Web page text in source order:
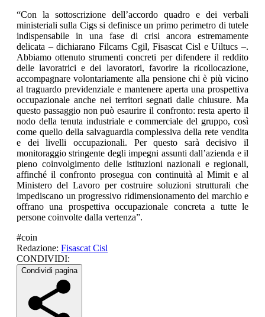
“Con la sottoscrizione dell’accordo quadro e dei verbali
ministeriali sulla Cigs si definisce un primo perimetro di tutele
indispensabile in una fase di crisi ancora estremamente
delicata – dichiarano Filcams Cgil, Fisascat Cisl e Uiltucs –.
Abbiamo ottenuto strumenti concreti per difendere il reddito
delle lavoratrici e dei lavoratori, favorire la ricollocazione,
accompagnare volontariamente alla pensione chi è più vicino
al traguardo previdenziale e mantenere aperta una prospettiva
occupazionale anche nei territori segnati dalle chiusure. Ma
questo passaggio non può esaurire il confronto: resta aperto il
nodo della tenuta industriale e commerciale del gruppo, così
come quello della salvaguardia complessiva della rete vendita
e dei livelli occupazionali. Per questo sarà decisivo il
monitoraggio stringente degli impegni assunti dall’azienda e il
pieno coinvolgimento delle istituzioni nazionali e regionali,
affinché il confronto prosegua con continuità al Mimit e al
Ministero del Lavoro per costruire soluzioni strutturali che
impediscano un progressivo ridimensionamento del marchio e
offrano una prospettiva occupazionale concreta a tutte le
persone coinvolte dalla vertenza”.
#coin
Redazione: Fisascat Cisl
CONDIVIDI:
Condividi pagina